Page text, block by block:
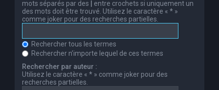
mots séparés par des
entre crochets si uniquement un
des mots doit être trouvé. Utilisez le caractère « * »
comme joker pour des recherches partielles.
Rechercher tous les termes
Rechercher n’importe lequel de ces termes
Rechercher par auteur :
Utilisez le caractère « * » comme joker pour des
recherches partielles.